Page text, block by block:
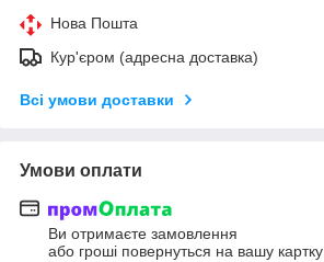
Нова Пошта
Кур'єром (адресна доставка)
Всі умови доставки
Умови оплати
Ви отримаєте замовлення
або гроші повернуться на вашу картку